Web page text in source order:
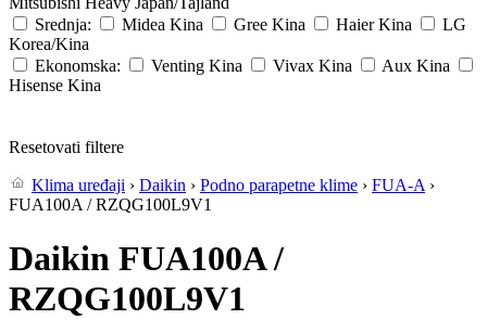
Srednja:
Midea Kina Gree Kina Haier Kina
LG
Korea/Kina
Ekonomska:
Venting Kina Vivax Kina Aux Kina
Hisense Kina
Resetovati filtere
Klima uređaji › Daikin › Podno parapetne klime › FUA-A ›
FUA100A / RZQG100L9V1
Daikin FUA100A /
RZQG100L9V1